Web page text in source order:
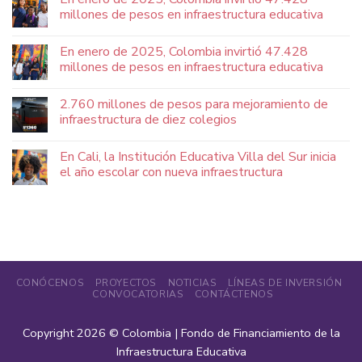
millones de pesos en infraestructura educativa
En enero de 2025, Colombia invirtió 47.428
millones de pesos en infraestructura educativa
2.760 millones de pesos para mejoramiento de
infraestructura de diez colegios
En Cali, la Institución Educativa Villa del Sur inicia
el año escolar con nueva infraestructura
CONÓCENOS PROYECTOS NOTICIAS
LÍNEAS DE INVERSIÓN
CONVOCATORIAS
CONTÁCTENOS
Copyright 2026 © Colombia | Fondo de Financiamiento de la
Infraestructura Educativa